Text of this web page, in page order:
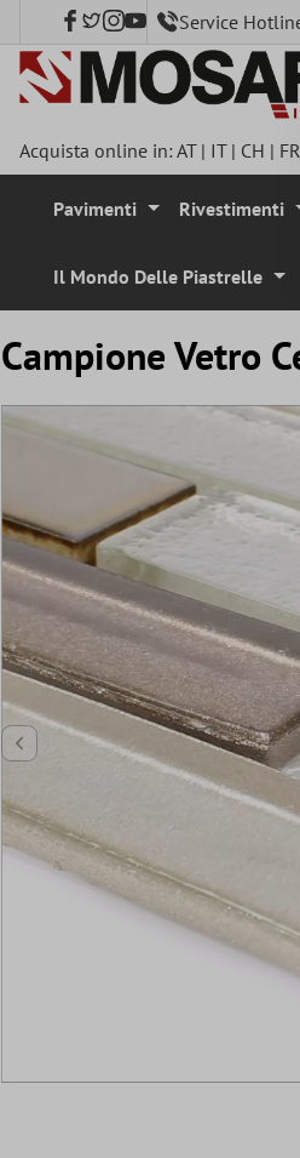
principale Service
Acquista online in:AT| IT| CH | FR
Pavimenti Rivestimenti
Il Mondo Delle Piastrelle
Campione Vetro